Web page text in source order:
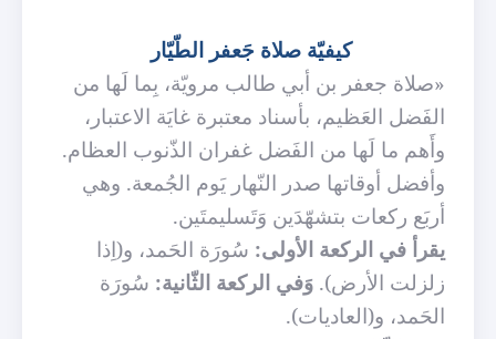
كيفيّة صلاة جَعفر الطّيّار
«صلاة جعفر بن أبي طالب مرويّة، بِما لَها من
الفَضل العَظيم، بأسناد معتبرة غايَة الاعتبار،
وأَهم ما لَها من الفَضل غفران الذّنوب العظام.
وأفضل أوقاتها صدر النّهار يَوم الجُمعة. وهي
أربَع ركعات بتشهّدَين وَتَسليمتَين.
يقرأ في الركعة الأولى: سُورَة الحَمد، و(اِذا
زلزلت الأرض).وَفي الركعة الثّانية: سُورَة
الحَمد، و(العاديات).